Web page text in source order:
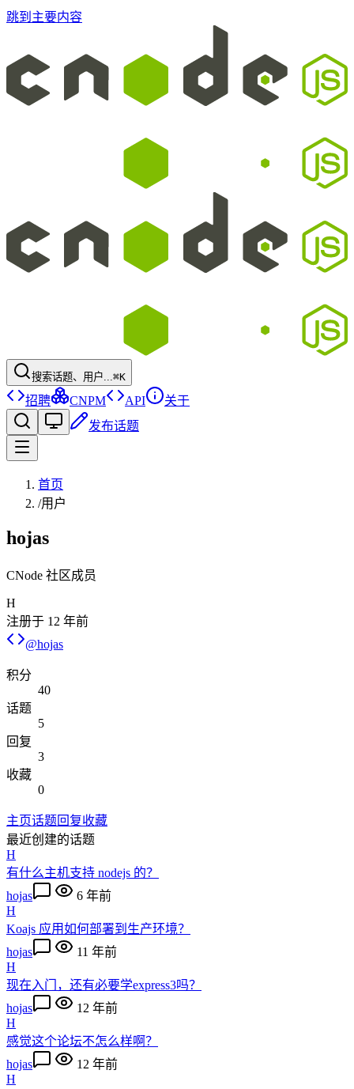
跳到主要内容
搜索话题、用户...⌘K
招聘 CNPM API
关于
发布话题
首页
/用户
hojas
CNode 社区成员
H
注册于 12 年前
@hojas
积分
40
话题
5
回复
3
收藏
0
主页话题回复收藏
最近创建的话题
H
有什么主机支持 nodejs 的？
hojas
6 年前
H
Koajs 应用如何部署到生产环境？
hojas
11 年前
H
现在入门，还有必要学express3吗？
hojas
12 年前
H
感觉这个论坛不怎么样啊？
hojas
12 年前
H